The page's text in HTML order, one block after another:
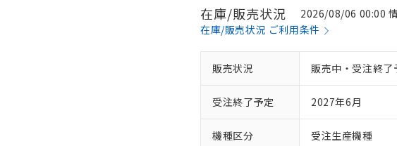
在庫/販売状況
2026/08/06 00:00
在庫/販売状況 ご利用条件
販売状況 販売中・受注終了
受注終了予定 2027年6月
機種区分 受注生産機種